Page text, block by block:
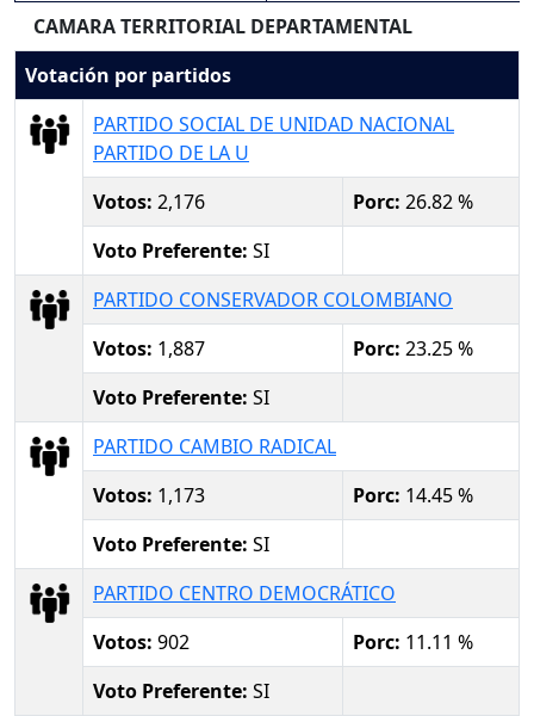
CAMARA TERRITORIAL DEPARTAMENTAL
Votación por partidos
PARTIDO SOCIAL DE UNIDAD NACIONAL
PARTIDO DE LA U
Votos: 2,176 Porc: 26.82 %
Voto Preferente: SI
PARTIDO CONSERVADOR COLOMBIANO
Votos: 1,887 Porc: 23.25 %
Voto Preferente: SI
PARTIDO CAMBIO RADICAL
Votos: 1,173 Porc: 14.45 %
Voto Preferente: SI
PARTIDO CENTRO DEMOCRÁTICO
Votos: 902 Porc: 11.11 %
Voto Preferente: SI